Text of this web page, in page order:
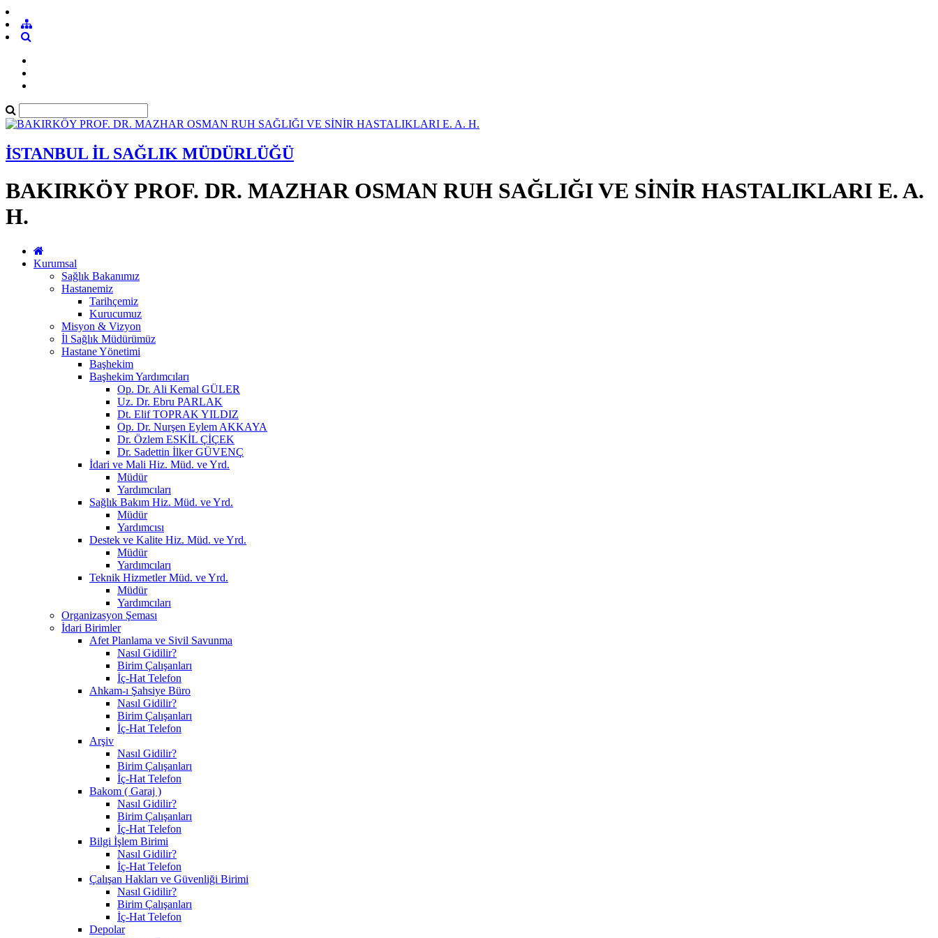
İSTANBUL İL SAĞLIK MÜDÜRLÜĞÜ
BAKIRKÖY PROF. DR. MAZHAR OSMAN RUH SAĞLIĞI VE SİNİR HASTALIKLARI E. A.
H.
Kurumsal
Sağlık Bakanımız
Hastanemiz
Tarihçemiz
Kurucumuz
Misyon & Vizyon
İl Sağlık Müdürümüz
Hastane Yönetimi
Başhekim
Başhekim Yardımcıları
Op. Dr. Ali Kemal GÜLER
Uz. Dr. Ebru PARLAK
Dt. Elif TOPRAK YILDIZ
Op. Dr. Nurşen Eylem AKKAYA
Dr. Özlem ESKİL ÇİÇEK
Dr. Sadettin İlker GÜVENÇ
İdari ve Mali Hiz. Müd. ve Yrd.
Müdür
Yardımcıları
Sağlık Bakım Hiz. Müd. ve Yrd.
Müdür
Yardımcısı
Destek ve Kalite Hiz. Müd. ve Yrd.
Müdür
Yardımcıları
Teknik Hizmetler Müd. ve Yrd.
Müdür
Yardımcıları
Organizasyon Şeması
İdari Birimler
Afet Planlama ve Sivil Savunma
Nasıl Gidilir?
Birim Çalışanları
İç-Hat Telefon
Ahkam-ı Şahsiye Büro
Nasıl Gidilir?
Birim Çalışanları
İç-Hat Telefon
Arşiv
Nasıl Gidilir?
Birim Çalışanları
İç-Hat Telefon
Bakom ( Garaj )
Nasıl Gidilir?
Birim Çalışanları
İç-Hat Telefon
Bilgi İşlem Birimi
Nasıl Gidilir?
İç-Hat Telefon
Çalışan Hakları ve Güvenliği Birimi
Nasıl Gidilir?
Birim Çalışanları
İç-Hat Telefon
Depolar